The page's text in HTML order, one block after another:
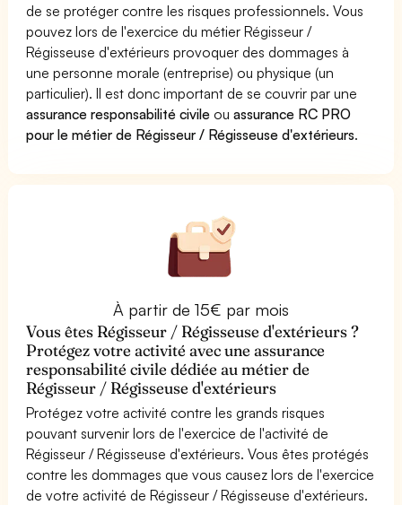
de se protéger contre les risques professionnels. Vous
pouvez lors de l'exercice du métier Régisseur /
Régisseuse d'extérieurs provoquer des dommages à
une personne morale (entreprise) ou physique (un
particulier). Il est donc important de se couvrir par une
assurance responsabilité civile ouassurance RC PRO
pour le métier de Régisseur / Régisseuse d'extérieurs.
À partir de 15€ par mois
Vous êtes Régisseur / Régisseuse d'extérieurs ?
Protégez votre activité avec une assurance
responsabilité civile dédiée au métier de
Régisseur / Régisseuse d'extérieurs
Protégez votre activité contre les grands risques
pouvant survenir lors de l'exercice de l'activité de
Régisseur / Régisseuse d'extérieurs. Vous êtes protégés
contre les dommages que vous causez lors de l'exercice
de votre activité de Régisseur / Régisseuse d'extérieurs.